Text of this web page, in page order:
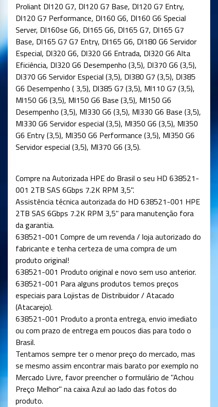
Proliant Dl120 G7, Dl120 G7 Base, Dl120 G7 Entry,
Dl120 G7 Performance, Dl160 G6, Dl160 G6 Special
Server, Dl160se G6, Dl165 G6, Dl165 G7, Dl165 G7
Base, Dl165 G7 G7 Entry, Dl165 G6, Dl180 G6 Servidor
Especial, Dl320 G6, Dl320 G6 Entrada, Dl320 G6 Alta
Eficiência, Dl320 G6 Desempenho (3,5), Dl370 G6 (3,5),
Dl370 G6 Servidor Especial (3,5), Dl380 G7 (3,5), Dl385
G6 Desempenho ( 3,5), Dl385 G7 (3,5), Ml110 G7 (3,5),
Ml150 G6 (3,5), Ml150 G6 Base (3,5), Ml150 G6
Desempenho (3,5), Ml330 G6 (3,5), Ml330 G6 Base (3,5),
Ml330 G6 Servidor especial (3,5), Ml350 G6 (3,5), Ml350
G6 Entry (3,5), Ml350 G6 Performance (3,5), Ml350 G6
Servidor especial (3,5), Ml370 G6 (3,5).
Compre na Autorizada HPE do Brasil o seu HD 638521-
001 2TB SAS 6Gbps 7.2K RPM 3,5".
Assistência técnica autorizada do HD 638521-001 HPE
2TB SAS 6Gbps 7.2K RPM 3,5" para manutenção fora
da garantia.
638521-001 Compre de um revenda / loja autorizado do
fabricante e tenha certeza de uma compra de um
produto original!
638521-001 Produto original e novo sem uso anterior.
638521-001 Para alguns produtos temos preços
especiais para Lojistas de Distribuidor / Atacado
(Atacarejo).
638521-001 Produto a pronta entrega, envio imediato
ou com prazo de entrega em poucos dias para todo o
Brasil.
Tentamos sempre ter o menor preço do mercado, mas
se mesmo assim encontrar mais barato por exemplo no
Mercado Livre, favor preencher o formulário de "Achou
Preço Melhor" na caixa Azul ao lado das fotos do
produto.